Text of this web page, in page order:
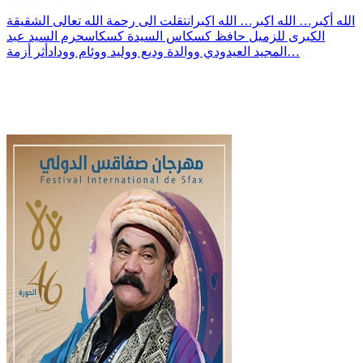
الله أكبر… الله اكبر… الله اكبرانتقلت الى رحمة الله تعالى الشقيقة
الكبرى للزميل حافظ كسكاس السيدة كسكاسحرم السيد عبد
المجيد العيدودي ووالدة وديع ووليد ووئام وودادأثر أزمة…